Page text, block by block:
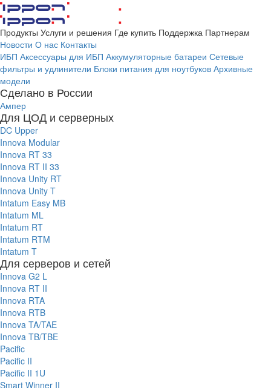
Продукты Услуги и решения Где купить Поддержка Партнерам
Новости О нас Контакты
ИБП Аксессуары для ИБП Аккумуляторные батареи Сетевые
фильтры и удлинители Блоки питания для ноутбуков Архивные
модели
Сделано в России
Ампер
Для ЦОД и серверных
DC Upper
Innova Modular
Innova RT 33
Innova RT II 33
Innova Unity RT
Innova Unity T
Intatum Easy MB
Intatum ML
Intatum RT
Intatum RTM
Intatum T
Для серверов и сетей
Innova G2 L
Innova RT II
Innova RTA
Innova RTB
Innova TA/TAE
Innova TB/TBE
Pacific
Pacific II
Pacific II 1U
Smart Winner II